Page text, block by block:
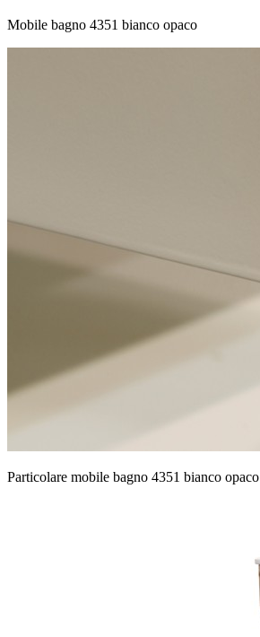
Mobile bagno 4351 bianco opaco
Particolare mobile bagno 4351 bianco opaco